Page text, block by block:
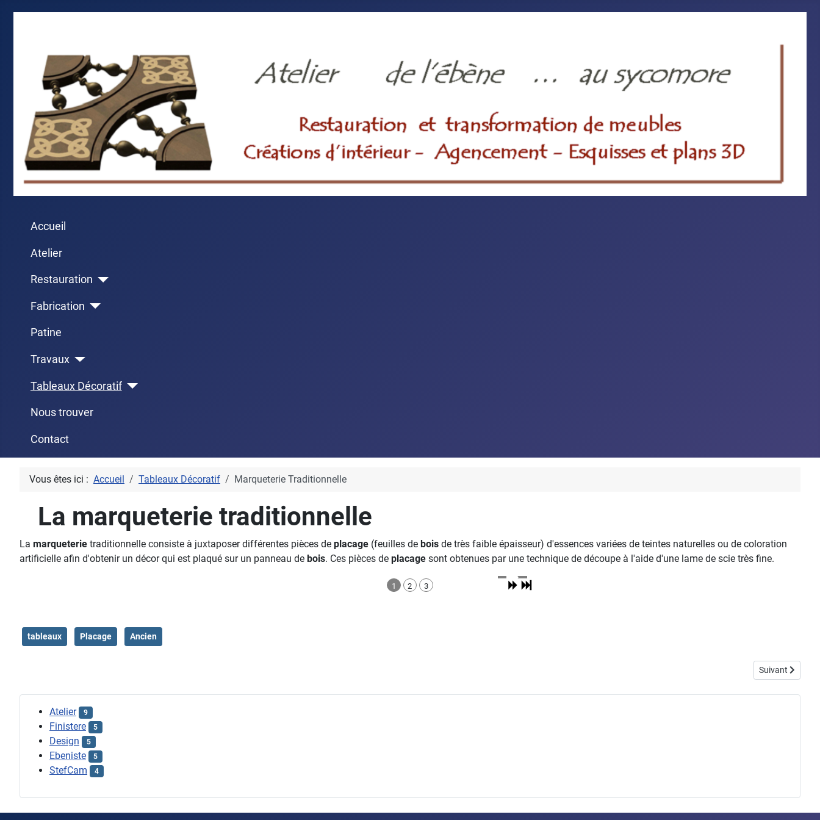
Accueil
Atelier
Restauration
Fabrication
Patine
Travaux
Tableaux Décoratif
Nous trouver
Contact
Vous êtes ici : Accueil Tableaux Décoratif Marqueterie Traditionnelle
La marqueterie traditionnelle
La marqueterie traditionnelle consiste à juxtaposer différentes pièces de placage (feuilles de bois de très faible épaisseur) d'essences variées de teintes naturelles ou de coloration
artificielle afin d'obtenir un décor qui est plaqué sur un panneau de bois. Ces pièces de placage sont obtenues par une technique de découpe à l'aide d'une lame de scie très fine.
1 2 3
tableaux Placage Ancien
Article suivant :
Suivant
Atelier 9
Finistere 5
Design 5
Ebeniste 5
StefCam 4